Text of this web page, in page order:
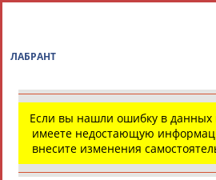
Если вы нашли ошибку в данных
имеете недостающую
внесите изменения